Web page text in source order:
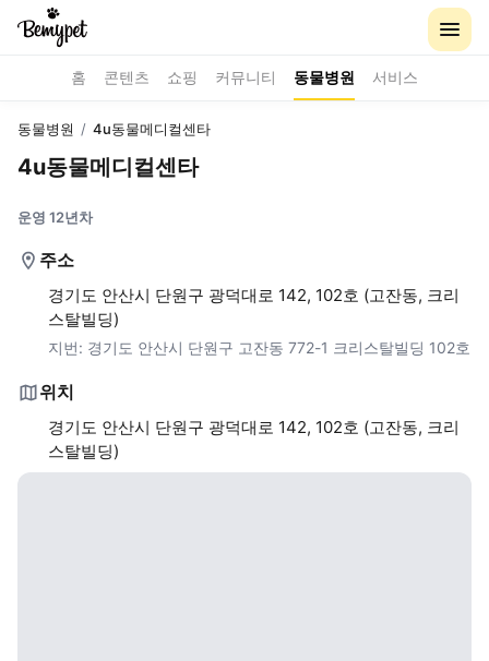
홈 콘텐츠 쇼핑 커뮤니티 동물병원 서비스
동물병원 / 4u동물메디컬센타
4u동물메디컬센타
운영 12년차
주소
경기도 안산시 단원구 광덕대로 142, 102호 (고잔동, 크리
스탈빌딩)
지번: 경기도 안산시 단원구 고잔동 772-1 크리스탈빌딩 102호
위치
경기도 안산시 단원구 광덕대로 142, 102호 (고잔동, 크리
스탈빌딩)